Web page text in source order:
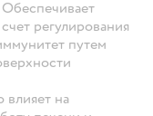
регулирования
путем
влияет на